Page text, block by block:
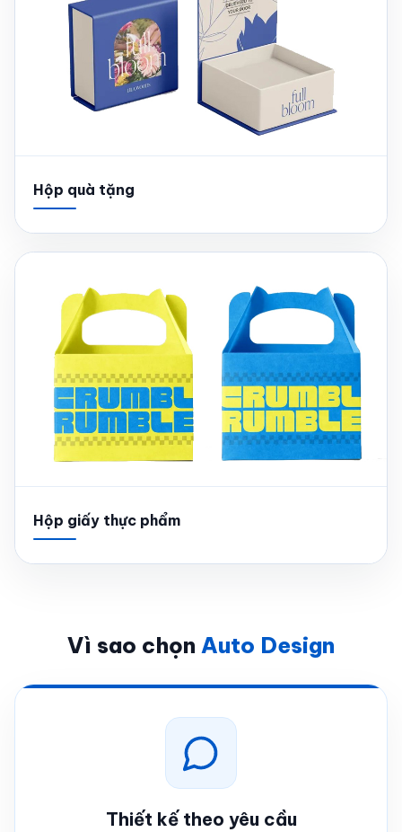
Hộp quà tặng
Hộp giấy thực phẩm
Vì sao chọn Auto Design
Thiết kế theo yêu cầu